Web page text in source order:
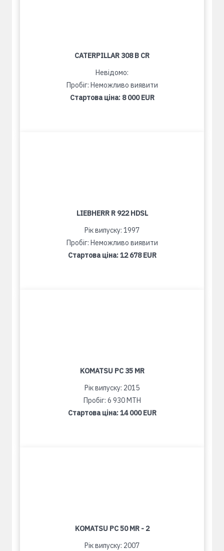
CATERPILLAR 308 B CR
Невідомо:
Пробіг: Неможливо виявити
Стартова ціна: 8 000 EUR
LIEBHERR R 922 HDSL
Рік випуску: 1997
Пробіг: Неможливо виявити
Стартова ціна:12 678 EUR
KOMATSU PC 35 MR
Рік випуску: 2015
Пробіг: 6 930 MTH
Стартова ціна:14 000 EUR
KOMATSU PC 50 MR - 2
Рік випуску: 2007